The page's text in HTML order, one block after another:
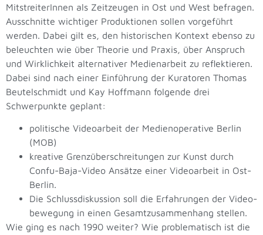
MitstreiterInnen als Zeitzeugen in Ost und West befragen.
Ausschnitte wichtiger Produktionen sollen vorgeführt
werden. Dabei gilt es, den historischen Kontext ebenso zu
beleuchten wie über Theorie und Praxis, über Anspruch
und Wirklichkeit alternativer Medienarbeit zu reflektieren.
Dabei sind nach einer Einführung der Kuratoren Thomas
Beutelschmidt und Kay Hoffmann folgende drei
Schwerpunkte geplant:
politische Videoarbeit der Medienoperative Berlin
(MOB)
kreative Grenzüberschreitungen zur Kunst durch
Confu-Baja-Video Ansätze einer Videoarbeit in Ost-
Berlin.
Die Schlussdiskussion soll die Erfahrungen der Video-
bewegung in einen Gesamtzusammenhang stellen.
Wie ging es nach 1990 weiter? Wie problematisch ist die